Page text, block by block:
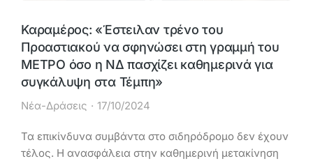
Καραμέρος: «Έστειλαν τρένο του
Προαστιακού να σφηνώσει στη γραμμή του
ΜΕΤΡΟ όσο η ΝΔ πασχίζει καθημερινά για
συγκάλυψη στα Τέμπη»
Νέα-Δράσεις 17/10/2024
Τα επικίνδυνα συμβάντα στο σιδηρόδρομο δεν έχουν
τέλος. Η ανασφάλεια στην καθημερινή μετακίνηση